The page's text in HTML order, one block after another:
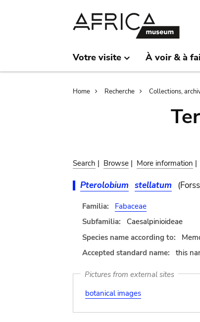
Votre visite À voir & à
Breadcrumb
Home Recherche Collections,
Search | Browse | More information |
Pterolobium stellatum
Familia:
Fabaceae
Subfamilia:
Caesalpinioideae
Species name according to:
Accepted standard name:
this
Pictures from external sites
botanical images